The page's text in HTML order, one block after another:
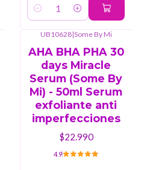
Cantidad
UB10628|Some By Mi
AHA BHA PHA 30
days Miracle
Serum (Some By
Mi) - 50ml Serum
exfoliante anti
imperfecciones
$22.990
4.9